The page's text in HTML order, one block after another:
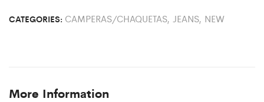
CATEGORIES: CAMPERAS/CHAQUETAS, JEANS, NEW
More Information